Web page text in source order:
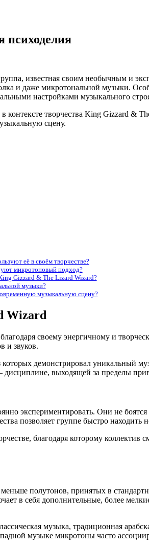
известная своим необычным и
и даже микротональной музыки.
настройками музыкального
контексте творчества King Gizzard
сцену.
её в своём творчестве?
микротоновый подход?
Gizzard & The Lizard Wizard?
музыки?
музыкальную сцену?
Wizard
своему энергичному и
и звуков.
демонстрировал уникальный
выходящей за пределы
экспериментировать. Они не
позволяет группе быстро
благодаря которому коллектив
полутонов, принятых в
в себя дополнительные, более
музыка, традиционная
музыке микротоны часто